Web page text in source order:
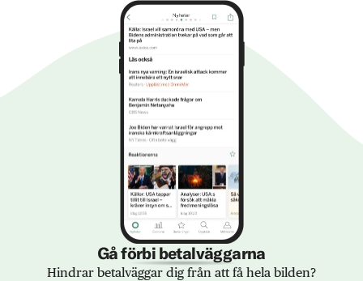
Gå förbi betalväggarna
Hindrar betalväggar dig från att få hela bilden?